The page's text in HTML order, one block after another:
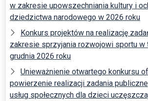
w zakresie upowszechniania kultury i
dziedzictwa narodowego w 2026 roku
Konkurs projektów na realizację
zakresie sprzyjania rozwojowi sportu w
grudnia 2026 roku
Unieważnienie otwartego konkursu
powierzenie realizacji zadania
usług społecznych dla dzieci